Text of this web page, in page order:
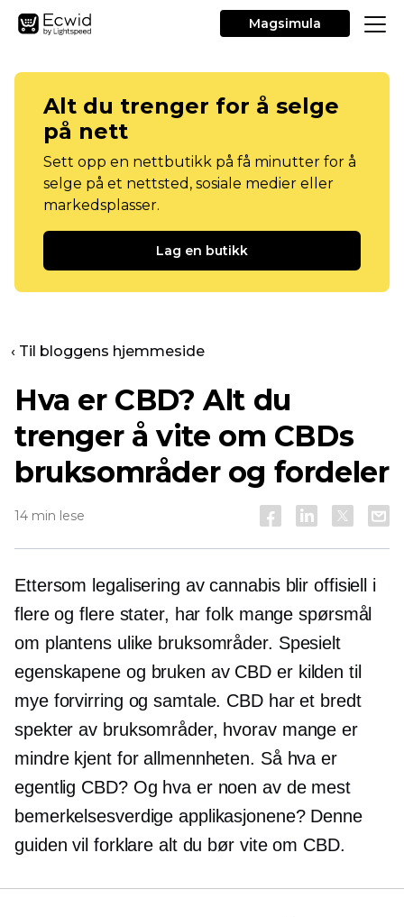
Magsimula
Alt du trenger for å selge
på nett
Sett opp en nettbutikk på få minutter for å
selge på et nettsted, sosiale medier eller
markedsplasser.
Lag en butikk
‹ Til bloggens hjemmeside
Hva er CBD? Alt du
trenger å vite om CBDs
bruksområder og fordeler
14 min lese
Ettersom legalisering av cannabis blir offisiell i
flere og flere stater, har folk mange spørsmål
om plantens ulike bruksområder. Spesielt
egenskapene og bruken av CBD er kilden til
mye forvirring og samtale. CBD har et bredt
spekter av bruksområder, hvorav mange er
mindre kjent for allmennheten. Så hva er
egentlig CBD? Og hva er noen av de mest
bemerkelsesverdige applikasjonene? Denne
guiden vil forklare alt du bør vite om CBD.